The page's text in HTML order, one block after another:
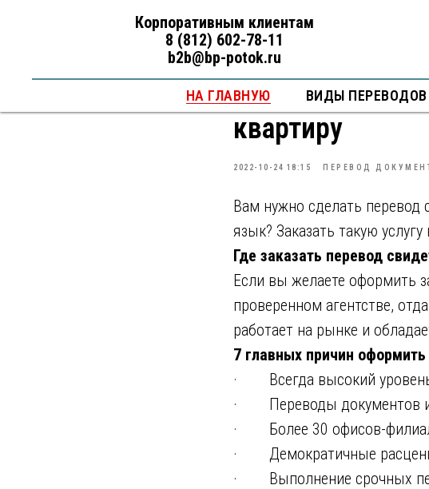
Корпоративным клиентам
8 (812) 602-78-11
b2b@bp-potok.ru
НА ГЛАВНУЮ ВИДЫ ПЕРЕВОДОВ
Перевод
квартиру
2022-10-24 18:15 ПЕРЕВОД
Вам нужно сделать перевод
язык? Заказать такую
Где заказать перевод
Если вы желаете оформить
проверенном агентстве,
работает на рынке и
7 главных причин
· Всегда высокий уровень
· Переводы документов и
· Более 30 офисов-
· Демократичные
· Выполнение срочных